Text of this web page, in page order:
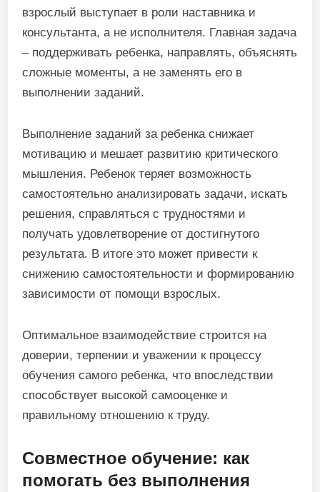
взрослый выступает в роли наставника и
консультанта, а не исполнителя. Главная задача
– поддерживать ребенка, направлять, объяснять
сложные моменты, а не заменять его в
выполнении заданий.
Выполнение заданий за ребенка снижает
мотивацию и мешает развитию критического
мышления. Ребенок теряет возможность
самостоятельно анализировать задачи, искать
решения, справляться с трудностями и
получать удовлетворение от достигнутого
результата. В итоге это может привести к
снижению самостоятельности и формированию
зависимости от помощи взрослых.
Оптимальное взаимодействие строится на
доверии, терпении и уважении к процессу
обучения самого ребенка, что впоследствии
способствует высокой самооценке и
правильному отношению к труду.
Совместное обучение: как
помогать без выполнения